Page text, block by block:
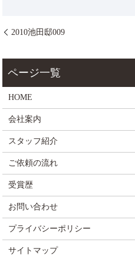
2010池田邸009
HOME
会社案内
スタッフ紹介
ご依頼の流れ
受賞歴
お問い合わせ
プライバシーポリシー
サイトマップ